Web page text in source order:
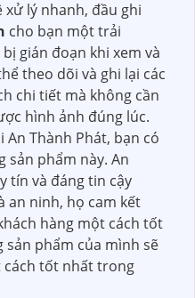
xử lý nhanh, đầu ghi
cho bạn một trải
gián đoạn khi xem và
theo dõi và ghi lại các
chi tiết mà không cần
hình ảnh đúng lúc.
Thành Phát, bạn có
sản phẩm này. An
tín và đáng tin cậy
an ninh, họ cam kết
hàng một cách tốt
phẩm của mình sẽ
cách tốt nhất trong